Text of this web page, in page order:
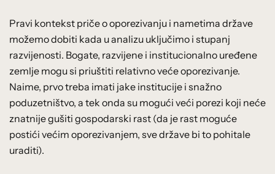
Pravi kontekst priče o oporezivanju i nametima države
možemo dobiti kada u analizu uključimo i stupanj
razvijenosti. Bogate, razvijene i institucionalno uređene
zemlje mogu si priuštiti relativno veće oporezivanje.
Naime, prvo treba imati jake institucije i snažno
poduzetništvo, a tek onda su mogući veći porezi koji neće
znatnije gušiti gospodarski rast (da je rast moguće
postići većim oporezivanjem, sve države bi to pohitale
uraditi).